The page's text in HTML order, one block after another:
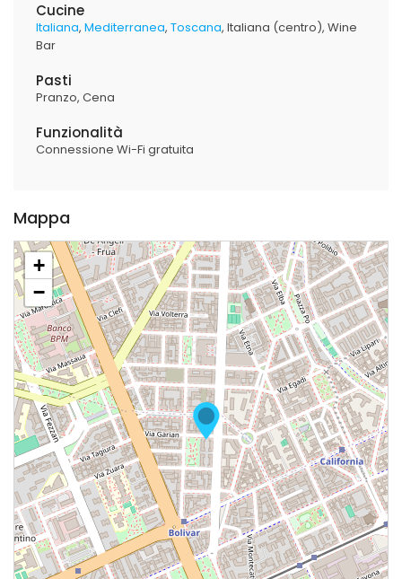
Cucine
Italiana Mediterranea Toscana Italiana (centro) Wine
Bar
Pasti
Pranzo Cena
Funzionalità
Connessione Wi-Fi gratuita
Mappa
+
−